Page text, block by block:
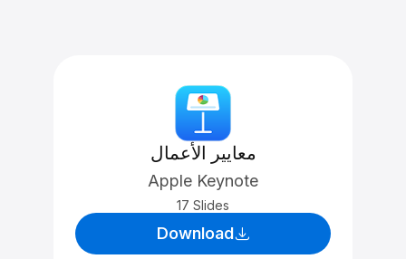
معايير الأعمال
Apple Keynote
17 Slides
Download